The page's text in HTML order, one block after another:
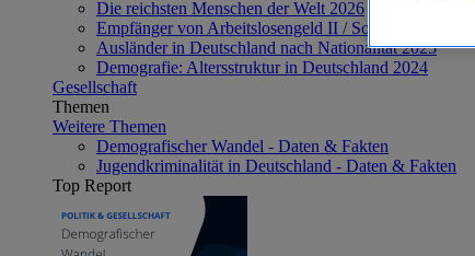
Die reichsten Menschen der Welt 2026
Empfänger von Arbeitslosengeld II / Sozialgeld /
Ausländer in Deutschland nach Nationalität 2025
Demografie: Altersstruktur in Deutschland 2024
Gesellschaft
Themen
Weitere Themen
Demografischer Wandel - Daten & Fakten
Jugendkriminalität in Deutschland - Daten & Fakten
Top Report